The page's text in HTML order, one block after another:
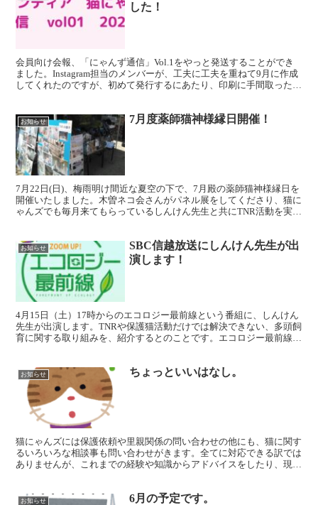
した！
会員向け会報、「にゃんず通信」Vol.1をやっと発送することができ
ました。Instagram担当のメンバーが、工夫に工夫を重ねて9月に作成
してくれたのですが、初めて発行するにあたり、印刷に手間取った
お知らせ 7月度薬師猫神様縁日開催！
7月22日(日)、梅雨明け間近な夏空の下で、7月殿の薬師猫神様縁日を
開催いたしました。木曽ネコ会さんがパネル展をしてくださり、猫に
ゃんズでも毎月来てもらっているしんけん先生と共にTNR活動を実践
お知らせ
SBC信越放送にしんけん先生が出
演します！
4月15日（土）17時からのエコロジー最前線という番組に、しんけん
先生が出演します。TNRや保護猫活動だけでは解決できない、多頭飼
育に関する取り組みを、紹介するとのことです。エコロジー最前線と
お知らせ ちょっといいはなし。
猫にゃんズには保護依頼や里親関係の問い合わせの他にも、猫に関す
るいろいろな相談事も問い合わせがきます。全てに対応できる訳では
ありませんが、これまでの経験や知識からアドバイスをしたり、現場
お知らせ 6月の予定です。